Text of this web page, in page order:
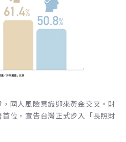
國人風險意識迎來黃金交叉。財
位，宣告台灣正式步入「長照財